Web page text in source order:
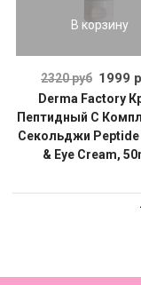
В корзину
2320 руб 1999
Derma Factory
Пептидный С
Секольджи Peptide
& Eye Cream,